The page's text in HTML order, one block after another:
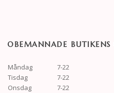
OBEMANNADE BUTIKENS
Måndag
7-22
Tisdag
7-22
Onsdag
7-22